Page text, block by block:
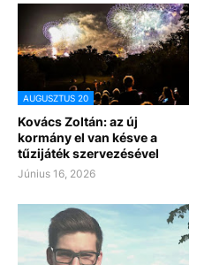
AUGUSZTUS 20
Kovács Zoltán: az új
kormány el van késve a
tűzijáték szervezésével
Június 16, 2026